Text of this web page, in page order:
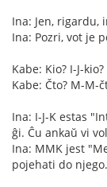
Ina: Jen, rigardu,
Ina: Pozri, vot je
Kabe: Kio? I-J-kio?
Kabe: Čto? M-M-
Ina: I-J-K estas
ĝi. Ĉu ankaŭ vi
Ina: MMK jest
pojehati do